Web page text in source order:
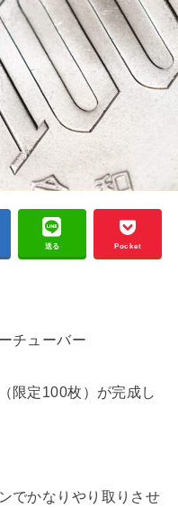
送る Pocket
チューバー
限定100枚）が完成し
でかなりやり取りさせ